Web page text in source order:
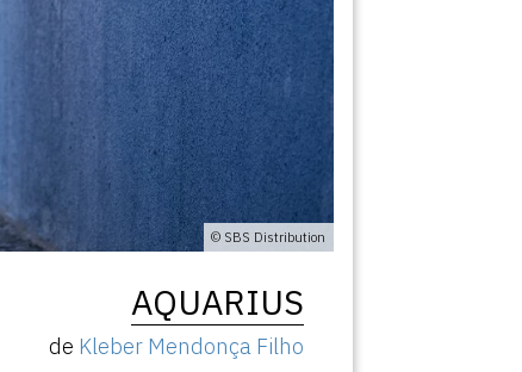
© SBS Distribution
AQUARIUS
de Kleber Mendonça Filho